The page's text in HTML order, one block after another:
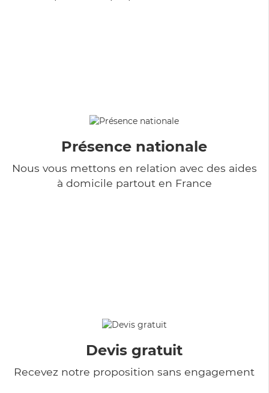
Présence nationale
Nous vous mettons en relation avec des aides
à domicile partout en France
Devis gratuit
Recevez notre proposition sans engagement